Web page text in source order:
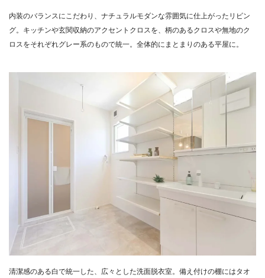
内装のバランスにこだわり、ナチュラルモダンな雰囲気に仕上がったリビン
グ。キッチンや玄関収納のアクセントクロスを、柄のあるクロスや無地のク
ロスをそれぞれグレー系のもので統一。全体的にまとまりのある平屋に。
清潔感のある白で統一した、広々とした洗面脱衣室。備え付けの棚にはタオ